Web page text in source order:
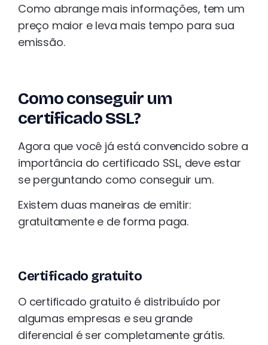
Como abrange mais informações, tem um
preço maior e leva mais tempo para sua
emissão.
Como conseguir um
certificado SSL?
Agora que você já está convencido sobre a
importância do certificado SSL, deve estar
se perguntando como conseguir um.
Existem duas maneiras de emitir:
gratuitamente e de forma paga.
Certificado gratuito
O certificado gratuito é distribuído por
algumas empresas e seu grande
diferencial é ser completamente grátis.